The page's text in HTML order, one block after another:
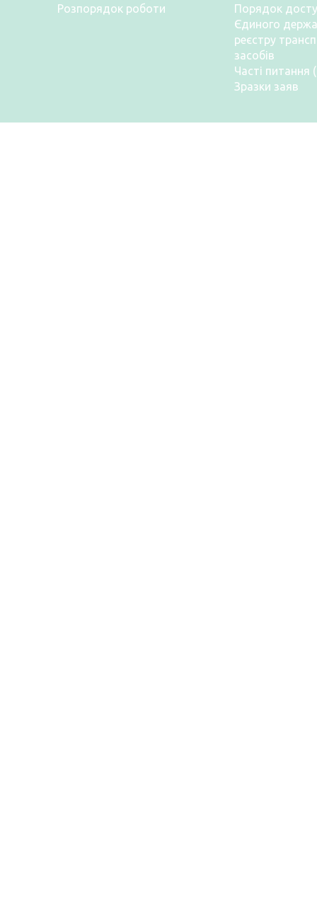
Розпорядок роботи
Порядок
Єдиного
реєстру
засобів
Часті питання
Зразки заяв